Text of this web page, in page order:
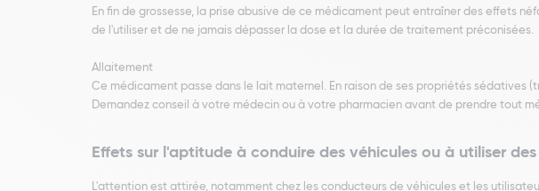
En fin de grossesse, la prise abusive de ce médicament peut entraîner des effets
de l'utiliser et de ne jamais dépasser la dose et la durée de traitement préconisées.
Allaitement
Ce médicament passe dans le lait maternel. En raison de ses propriétés sédatives
Demandez conseil à votre médecin ou à votre pharmacien avant de prendre tout
Effets sur l'aptitude à conduire des véhicules ou à utiliser
L'attention est attirée, notamment chez les conducteurs de véhicules et les